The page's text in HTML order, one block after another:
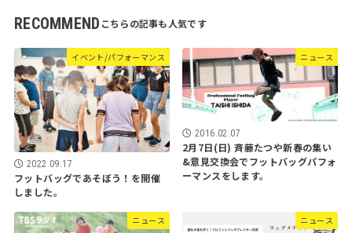
RECOMMEND
イベント/パフォーマンス
2022.09.17
フットバッグであそぼう！を開催
しました。
ニュース
2016.02.07
2月7日(日) 斉藤たつや新春の集い
&意見交換会でフットバッグパフォ
ーマンスをします。
ニュース ニュース